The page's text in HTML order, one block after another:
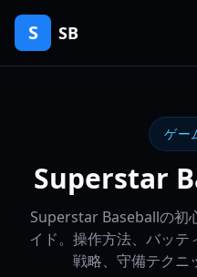
S SB
ゲー
Superstar
Superstar Baseballの初
イド。操作方法、バッ
戦略、守備テクニ